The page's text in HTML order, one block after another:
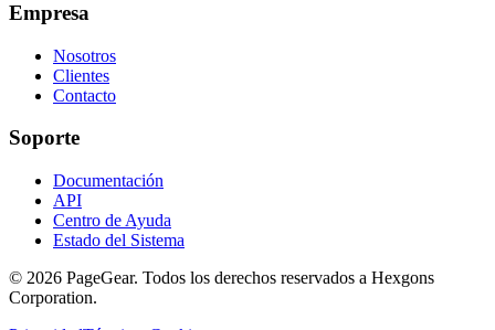
Empresa
Nosotros
Clientes
Contacto
Soporte
Documentación
API
Centro de Ayuda
Estado del Sistema
© 2026 PageGear. Todos los derechos reservados a Hexgons
Corporation.